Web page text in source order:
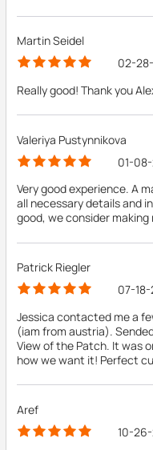
Martin Seidel
02-
Really good! Thank you
Valeriya Pustynnikova
01-
Very good experience. A
all necessary details and
good, we consider
Patrick Riegler
07-
Jessica contacted me a
(iam from austria).
View of the Patch. It was
how we want it! Perfect
Aref
10-